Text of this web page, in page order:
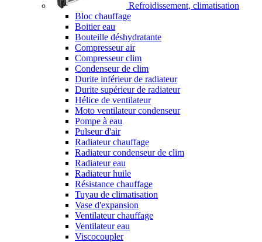
Refroidissement, climatisation
Bloc chauffage
Boitier eau
Bouteille déshydratante
Compresseur air
Compresseur clim
Condenseur de clim
Durite inférieur de radiateur
Durite supérieur de radiateur
Hélice de ventilateur
Moto ventilateur condenseur
Pompe à eau
Pulseur d'air
Radiateur chauffage
Radiateur condenseur de clim
Radiateur eau
Radiateur huile
Résistance chauffage
Tuyau de climatisation
Vase d'expansion
Ventilateur chauffage
Ventilateur eau
Viscocoupler